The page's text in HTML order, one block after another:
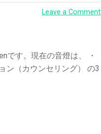
Leave a Comment
です。現在の音燈は、 ・
ン（カウンセリング） の3